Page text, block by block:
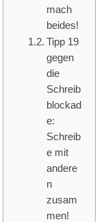
mach
beides!
Tipp 19
gegen
die
Schreib
blockad
e:
Schreib
e mit
andere
n
zusam
men!